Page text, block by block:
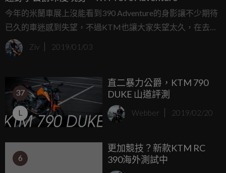
今年的米蘭車展上沒能看到390 Adventure的身影讓不少期待
已久的車迷感到失望，不過KTM也讓大家失望太久，在去年
就已經幾乎證實要投入量產的390 Adventure近日也在印度街
頭被捕獲測試車了，根據外媒Indian Autos Blog的報導，未來
的車款發表。
Ziv 2019/01/03
37
L
直二暴力公爵，KTM 790
DUKE 山道評測
Webber 2019/02/20
6
更加競技？新款KTM RC
390海外測試中